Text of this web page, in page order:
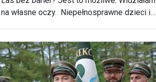
na własne oczy. Niepełnosprawne dzieci i
sadzonek i bliższy kontakt z przyrodą w
Zoomie Natury w Janowie Lubelskim.
Audycja "Leśne Radio" została